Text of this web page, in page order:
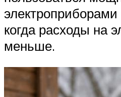
когда расходы на
меньше.